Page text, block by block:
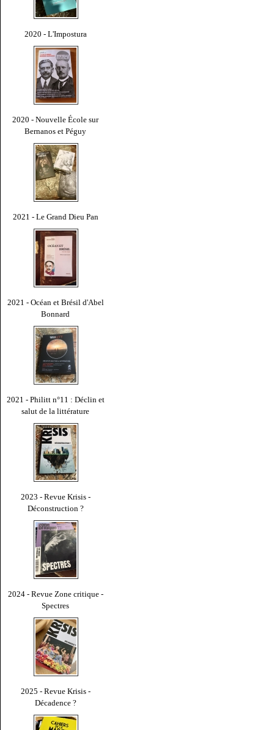
2020 - L'Impostura
2020 - Nouvelle École sur
Bernanos et Péguy
2021 - Le Grand Dieu Pan
2021 - Océan et Brésil d'Abel
Bonnard
2021 - Philitt n°11 : Déclin et
salut de la littérature
2023 - Revue Krisis -
Déconstruction ?
2024 - Revue Zone critique -
Spectres
2025 - Revue Krisis -
Décadence ?